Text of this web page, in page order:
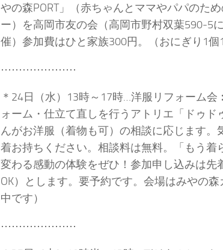
やの森PORT」（赤ちゃんとママやパパのた
ー）を高岡市友の会（高岡市野村双葉590‐5
催）参加費はひと家族300円。（おにぎり1個
⋯⋯⋯⋯⋯⋯⋯
＊24日（水）13時～17時…洋服リフォーム
ォーム・仕立て直しを行うアトリエ「ドゥド
んがお洋服（着物も可）の相談に応じます
着お持ちください。相談料は無料。「もう着
変わる感動の体験をぜひ！参加申し込みは先
OK）とします。要予約です。会場はみやの
中です）
⋯⋯⋯⋯⋯⋯⋯